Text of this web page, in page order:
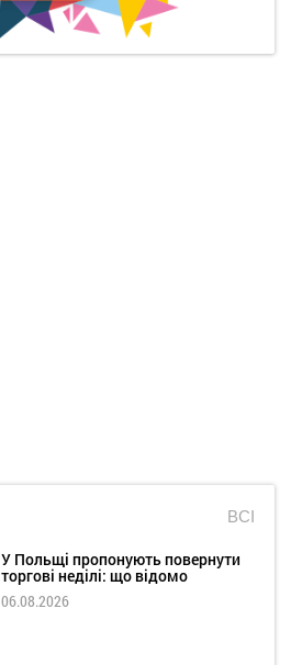
ВСІ
У Польщі пропонують повернути
торгові неділі: що відомо
06.08.2026